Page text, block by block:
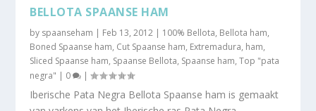
BELLOTA SPAANSE HAM
by spaanseham | Feb 13, 2012 | 100% Bellota, Bellota ham,
Boned Spaanse ham, Cut Spaanse ham, Extremadura, ham,
Sliced Spaanse ham, Spaanse Bellota, Spaanse ham,Top "pata
negra" | 0 |
Iberische Pata Negra Bellota Spaanse ham is gemaakt